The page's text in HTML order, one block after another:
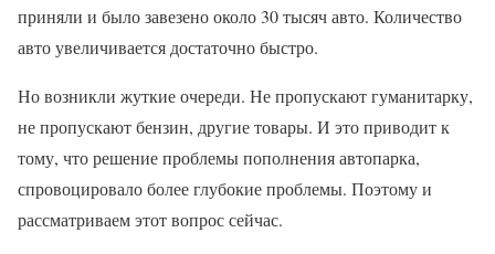
приняли и было завезено около 30 тысяч авто. Количество
авто увеличивается достаточно быстро.
Но возникли жуткие очереди. Не пропускают гуманитарку,
не пропускают бензин, другие товары. И это приводит к
тому, что решение проблемы пополнения автопарка,
спровоцировало более глубокие проблемы. Поэтому и
рассматриваем этот вопрос сейчас.